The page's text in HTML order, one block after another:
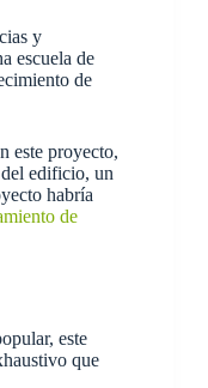
y
escuela de
de
este proyecto,
edificio, un
habría
de
este
que